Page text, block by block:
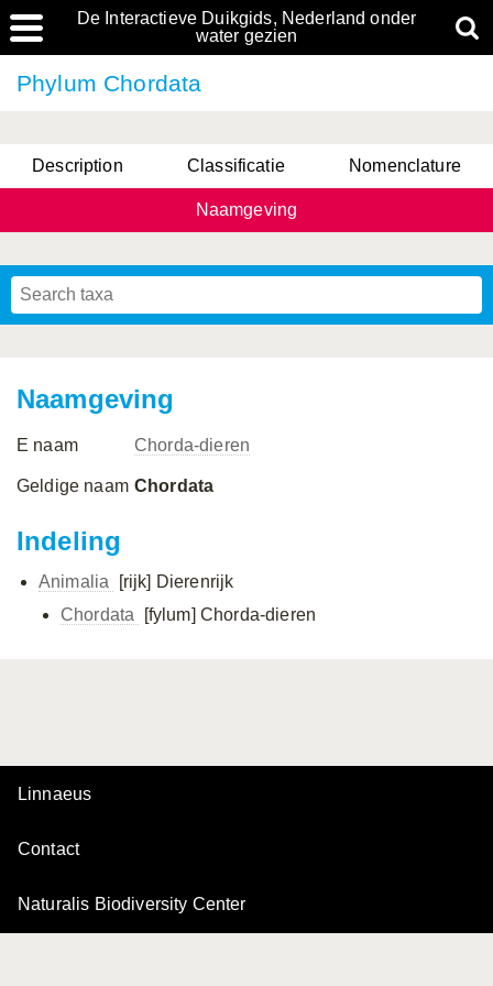
De Interactieve Duikgids, Nederland onder
water gezien
Phylum Chordata
Description Classificatie Nomenclature
Naamgeving
Naamgeving
E naam Chorda-dieren
Geldige naam Chordata
Indeling
Animalia [rijk] Dierenrijk
Chordata
[fylum] Chorda-dieren
Linnaeus
Contact
Naturalis Biodiversity Center